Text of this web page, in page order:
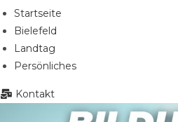
Startseite
Bielefeld
Landtag
Persönliches
Kontakt